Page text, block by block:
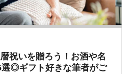
祝いを贈ろう！お酒や名
◎ギフト好きな筆者がご